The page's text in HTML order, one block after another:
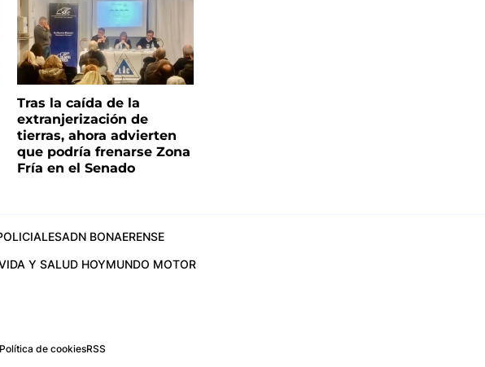
Tras la caída de la
extranjerización de
tierras, ahora advierten
que podría frenarse Zona
Fría en el Senado
ADN BONAERENSE
Y SALUD HOYMUNDO MOTOR
de cookiesRSS